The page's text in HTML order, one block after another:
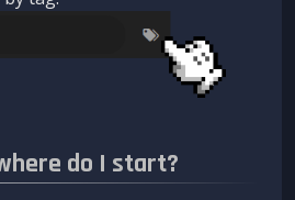
do I start?